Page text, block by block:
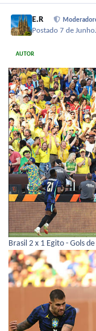
E.R
Postado7 de Junho
AUTOR
Brasil 2 x 1 Egito - Gols